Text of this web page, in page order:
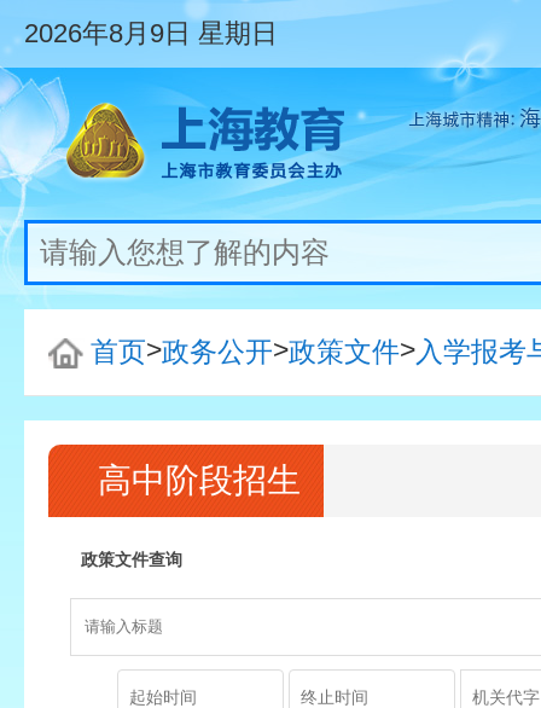
2026年8月9日 星期日
首页>政务公开>政策文件>入学报考
高中阶段招生
政策文件查询